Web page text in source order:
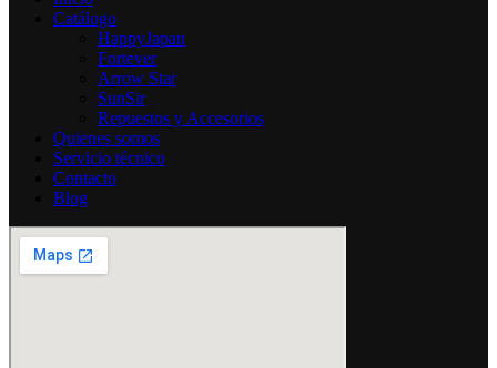
Catálogo
HappyJapan
Fortever
Arrow Star
SunSir
Repuestos y Accesorios
Quienes somos
Servicio técnico
Contacto
Blog